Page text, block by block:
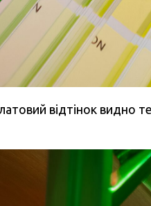
відтінок видно